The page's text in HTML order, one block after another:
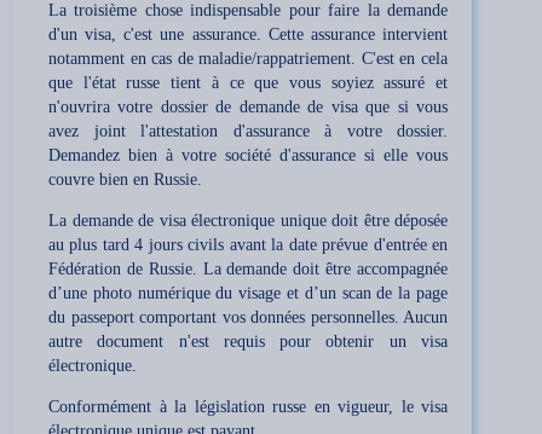
La troisième chose indispensable pour faire la demande
d'un visa, c'est une assurance. Cette assurance intervient
notamment en cas de maladie/rappatriement. C'est en cela
que l'état russe tient à ce que vous soyiez assuré et
n'ouvrira votre dossier de demande de visa que si vous
avez joint l'attestation d'assurance à votre dossier.
Demandez bien à votre société d'assurance si elle vous
couvre bien en Russie.
La demande de visa électronique unique doit être déposée
au plus tard 4 jours civils avant la date prévue d'entrée en
Fédération de Russie. La demande doit être accompagnée
d’une photo numérique du visage et d’un scan de la page
du passeport comportant vos données personnelles. Aucun
autre document n'est requis pour obtenir un visa
électronique.
Conformément à la législation russe en vigueur, le visa